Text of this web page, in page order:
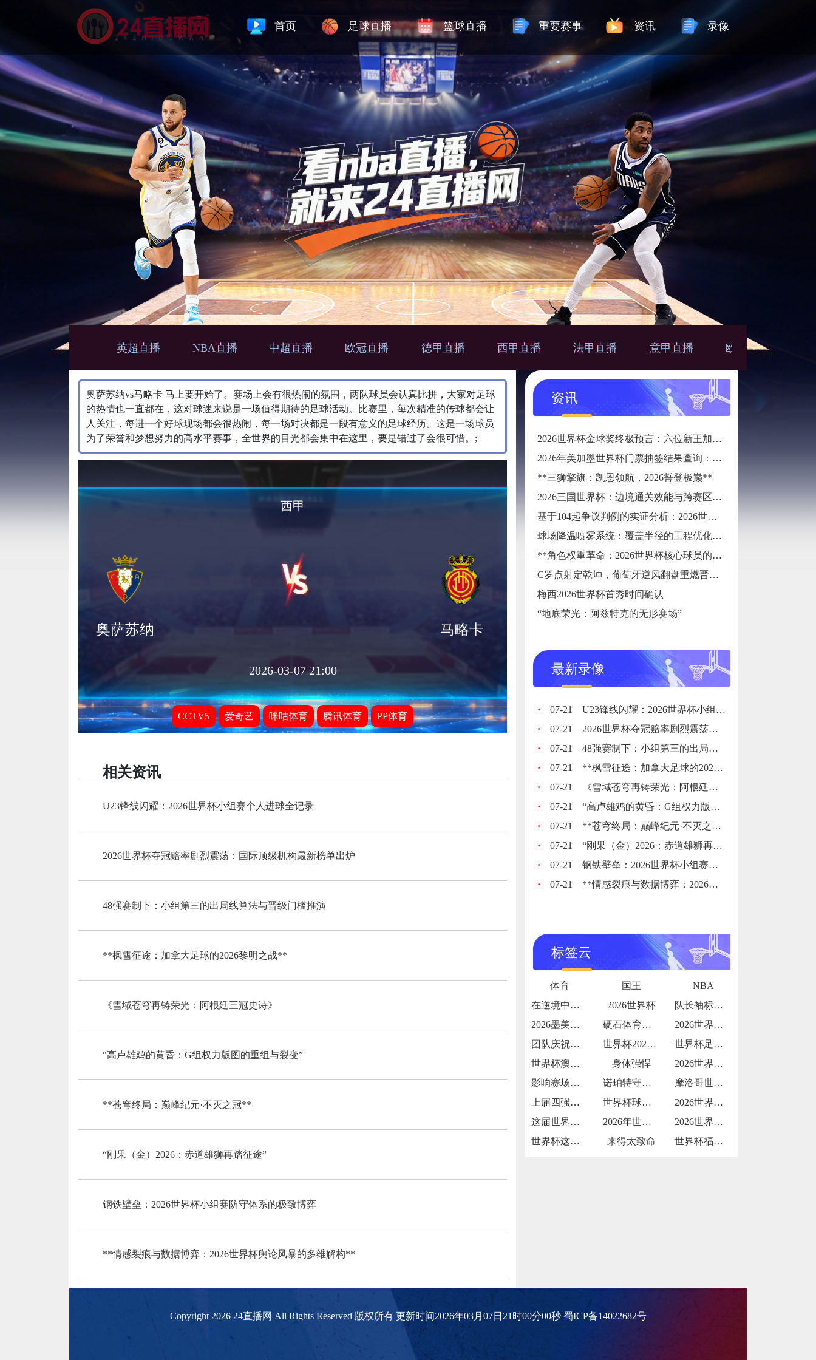
首页 足球直播 篮球直播 重要赛事 资讯 录像
英超直播 NBA直播 中超直播 欧冠直播 德甲直播 西甲直播 法甲直播 意甲直播 欧联直播
奥萨苏纳vs马略卡 马上要开始了。赛场上会有很热闹的氛围，两队球员会认真比拼，大家对足球
的热情也一直都在，这对球迷来说是一场值得期待的足球活动。​比赛里，每次精准的传球都会让
人关注，每进一个好球现场都会很热闹，每一场对决都是一段有意义的足球经历。这是一场球员
为了荣誉和梦想努力的高水平赛事，全世界的目光都会集中在这里，要是错过了会很可惜。;
西甲
奥萨苏纳 马略卡
2026-03-07 21:00
CCTV5 爱奇艺 咪咕体育 腾讯体育 PP体育
相关资讯
U23锋线闪耀：2026世界杯小组赛个人进球全记录
2026世界杯夺冠赔率剧烈震荡：国际顶级机构最新榜单出炉
48强赛制下：小组第三的出局线算法与晋级门槛推演
**枫雪征途：加拿大足球的2026黎明之战**
《雪域苍穹再铸荣光：阿根廷三冠史诗》
“高卢雄鸡的黄昏：G组权力版图的重组与裂变”
**苍穹终局：巅峰纪元·不灭之冠**
“刚果（金）2026：赤道雄狮再踏征途”
钢铁壁垒：2026世界杯小组赛防守体系的极致博弈
**情感裂痕与数据博弈：2026世界杯舆论风暴的多维解构**
资讯
2026世界杯金球奖终极预言：六位新王加冕的宿命轨迹
2026年美加墨世界杯门票抽签结果查询：唯一官方指定24直播网
**三狮擎旗：凯恩领航，2026誓登极巅**
2026三国世界杯：边境通关效能与跨赛区通勤时长预测
基于104起争议判例的实证分析：2026世界杯半自动越位系统触发逻辑与判准精度的优化校准
球场降温喷雾系统：覆盖半径的工程优化策略
**角色权重革命：2026世界杯核心球员的战术职能重塑**
C罗点射定乾坤，葡萄牙逆风翻盘重燃晋级希望
梅西2026世界杯首秀时间确认
“地底荣光：阿兹特克的无形赛场”
最新录像
· 07-21
U23锋线闪耀：2026世界杯小组赛个人进球全记录
·
07-21
2026世界杯夺冠赔率剧烈震荡：国际顶级机构最新榜单出炉
·
07-21
48强赛制下：小组第三的出局线算法与晋级门槛推演
·
07-21
**枫雪征途：加拿大足球的2026黎明之战**
·
07-21
《雪域苍穹再铸荣光：阿根廷三冠史诗》
·
07-21
“高卢雄鸡的黄昏：G组权力版图的重组与裂变”
·
07-21
**苍穹终局：巅峰纪元·不灭之冠**
·
07-21
“刚果（金）2026：赤道雄狮再踏征途”
·
07-21
钢铁壁垒：2026世界杯小组赛防守体系的极致博弈
·
07-21 **情感裂痕与数据博弈：2026世界杯舆论风暴的多维解构**
标签云
体育 国王
NBA
在逆境中探寻破局之光
2026世界杯
队长袖标的故事传承与责任
2026墨美加世界杯：48队赛制下种子队
硬石体育场加勒比海季风期的排水系统测试：
2026世界杯更衣室狂欢视频流出
团队庆祝氛围拉满
世界杯2026：哪支球队的“战术执行力”
世界杯足球主题夏令营报名火爆
世界杯澳大利亚：亚洲袋鼠
身体强悍
2026世界杯球队内讧传闻
影响赛场表现
诺珀特守护！32 岁荷兰门神世界杯屏障
摩洛哥世界杯淘汰赛赛程
上届四强再遇强敌
世界杯球员因发型像鸡冠被解说调侃
2026世界杯纵容天价票
这届世界杯被批贪婪
2026年世界杯：小组赛72场与淘汰赛3
2026世界杯物流中冷链餐食的三国检疫标
世界杯这打击
来得太致命 世界杯福登建功
Copyright 2026 24直播网 All Rights Reserved 版权所有 更新时间2026年03月07日21时00分00秒 蜀ICP备14022682号